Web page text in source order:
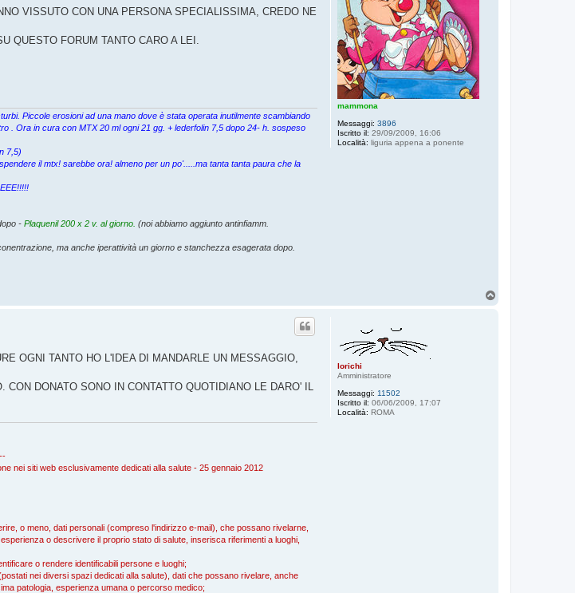
mammona
Messaggi: 3896
Iscritto il: 29/09/2009, 16:06
Località: liguria appena a ponente
VISSUTO CON UNA PERSONA SPECIALISSIMA, CREDO NE
QUESTO FORUM TANTO CARO A LEI.
Piccole erosioni ad una mano dove è stata operata inutilmente scambiando
. Ora in cura con MTX 20 ml ogni 21 gg. + lederfolin 7,5 dopo 24- h. sospeso
7,5)
il mtx! sarebbe ora! almeno per un po'.....ma tanta tanta paura che la
- Plaquenil 200 x 2 v. al giorno. (noi abbiamo aggiunto antinfiamm.
ma anche iperattività un giorno e stanchezza esagerata dopo.
lorichi
Amministratore
Messaggi: 11502
Iscritto il: 06/06/2009, 17:07
Località: ROMA
OGNI TANTO HO L'IDEA DI MANDARLE UN MESSAGGIO,
DONATO SONO IN CONTATTO QUOTIDIANO LE DARO' IL
nei siti web esclusivamente dedicati alla salute - 25 gennaio 2012
o meno, dati personali (compreso l'indirizzo e-mail), che possano rivelarne,
o descrivere il proprio stato di salute, inserisca riferimenti a luoghi,
o rendere identificabili persone e luoghi;
nei diversi spazi dedicati alla salute), dati che possano rivelare, anche
patologia, esperienza umana o percorso medico;